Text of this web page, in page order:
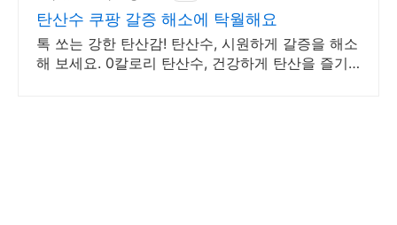
탄산수 쿠팡 갈증 해소에 탁월해요
톡 쏘는 강한 탄산감! 탄산수, 시원하게 갈증을 해소
해 보세요. 0칼로리 탄산수, 건강하게 탄산을 즐기